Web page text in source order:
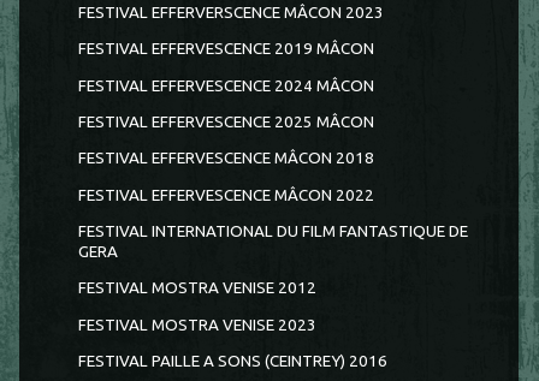
FESTIVAL EFFERVERSCENCE MÂCON 2023
FESTIVAL EFFERVESCENCE 2019 MÂCON
FESTIVAL EFFERVESCENCE 2024 MÂCON
FESTIVAL EFFERVESCENCE 2025 MÂCON
FESTIVAL EFFERVESCENCE MÂCON 2018
FESTIVAL EFFERVESCENCE MÂCON 2022
FESTIVAL INTERNATIONAL DU FILM FANTASTIQUE DE
GERA
FESTIVAL MOSTRA VENISE 2012
FESTIVAL MOSTRA VENISE 2023
FESTIVAL PAILLE A SONS (CEINTREY) 2016